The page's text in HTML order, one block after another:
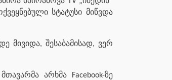
სტატუსი მიწვდა
მივიდა, შესაბამისად, ვერ
არხმა Facebook-ზე